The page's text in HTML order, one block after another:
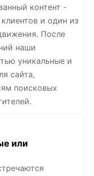
контент -
и один из
После
наши
уникальные и
сайта,
поисковых
или